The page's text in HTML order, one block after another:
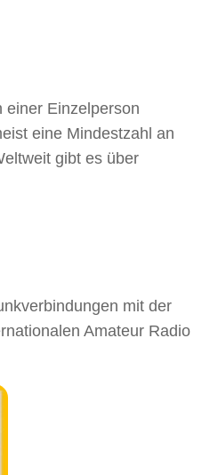
einer Einzelperson
eine Mindestzahl an
gibt es über
mit der
Amateur Radio